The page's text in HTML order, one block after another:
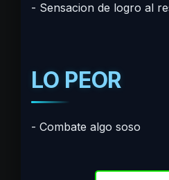
Sensacion de logro al
LO PEOR
Combate algo soso